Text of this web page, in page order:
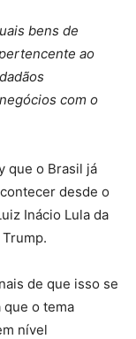
bens de
ao
com o
que o Brasil já
desde o
Inácio Lula da
de que isso se
que o tema
nível